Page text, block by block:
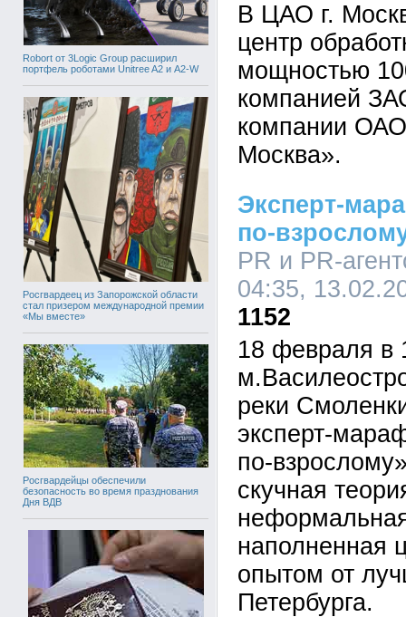
Robort от 3Logic Group расширил
портфель роботами Unitree A2 и A2-W
Росгвардеец из Запорожской области
стал призером международной премии
«Мы вместе»
Росгвардейцы обеспечили
безопасность во время празднования
Дня ВДВ
В ЦАО г.
центр
мощностью
компанией
компании
Москва».
Эксперт-
по-
PR и PR-
04:35,
1152
18 февраля в
реки
эксперт-
по-
скучная
наполненная
опытом от
Петербурга.